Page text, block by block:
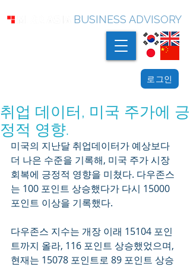
BUSINESS ADVISORY
로그인
취업 데이터, 미국 주가에 긍
정적 영향.
미국의 지난달 취업데이터가 예상보다
더 나은 수준을 기록해, 미국 주가 시장
회복에 긍정적 영향을 미쳤다. 다우존스
는 100 포인트 상승했다가 다시 15000
포인트 이상을 기록했다.
다우존스 지수는 개장 이래 15104 포인
트까지 올라, 116 포인트 상승했었으며,
현재는 15078 포인트로 89 포인트 상승